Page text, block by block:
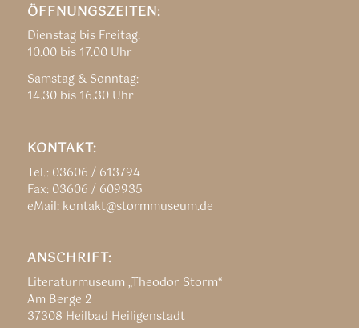
ÖFFNUNGSZEITEN:
Dienstag bis Freitag:
10.00 bis 17.00 Uhr
Samstag & Sonntag:
14.30 bis 16.30 Uhr
KONTAKT:
Tel.: 03606 / 613794
Fax: 03606 / 609935
eMail: kontakt@stormmuseum.de
ANSCHRIFT:
Literaturmuseum „Theodor Storm“
Am Berge 2
37308 Heilbad Heiligenstadt